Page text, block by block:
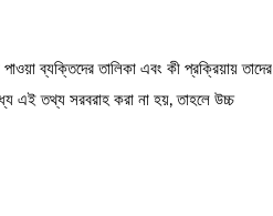
ব্যক্তিদের তালিকা এবং কী প্রক্রিয়ায় তাদের
এই তথ্য সরবরাহ করা না হয়, তাহলে উচ্চ